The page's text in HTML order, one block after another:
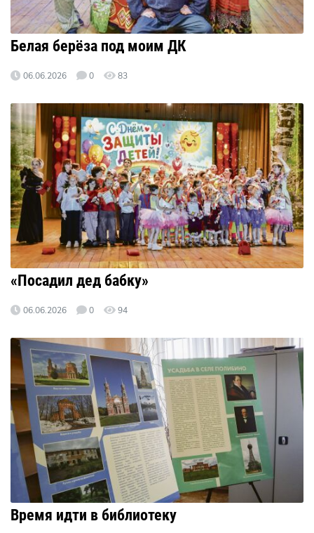
Белая берёза под моим ДК
06.06.2026 0 83
«Посадил дед бабку»
06.06.2026 0 94
Время идти в библиотеку